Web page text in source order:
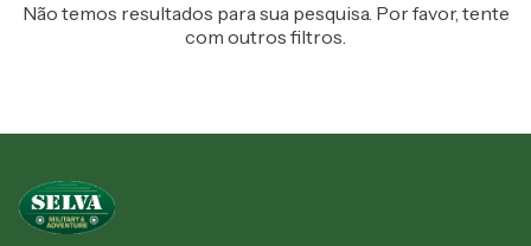
Não temos resultados para sua pesquisa. Por favor, tente
com outros filtros.